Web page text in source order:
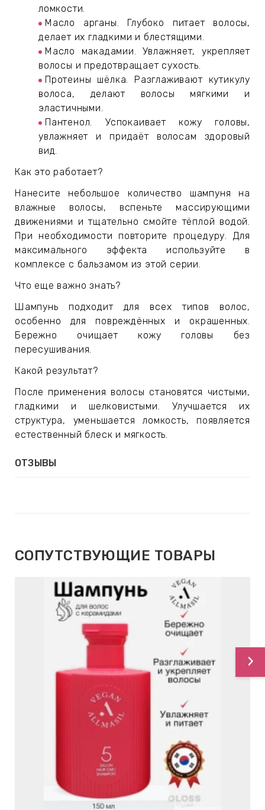
keyboard_arrow_right
ломкости.
Масло арганы. Глубоко питает волосы,
делает их гладкими и блестящими.
Масло макадамии. Увлажняет, укрепляет
волосы и предотвращает сухость.
Протеины шёлка. Разглаживают кутикулу
волоса, делают волосы мягкими и
эластичными.
Пантенол. Успокаивает кожу головы,
увлажняет и придаёт волосам здоровый
вид.
Как это работает?
Нанесите небольшое количество шампуня на
влажные волосы, вспеньте массирующими
движениями и тщательно смойте тёплой водой.
При необходимости повторите процедуру. Для
максимального эффекта используйте в
комплексе с бальзамом из этой серии.
Что еще важно знать?
Шампунь подходит для всех типов волос,
особенно для повреждённых и окрашенных.
Бережно очищает кожу головы без
пересушивания.
Какой результат?
После применения волосы становятся чистыми,
гладкими и шелковистыми. Улучшается их
структура, уменьшается ломкость, появляется
естественный блеск и мягкость.
ОТЗЫВЫ
СОПУТСТВУЮЩИЕ ТОВАРЫ
›